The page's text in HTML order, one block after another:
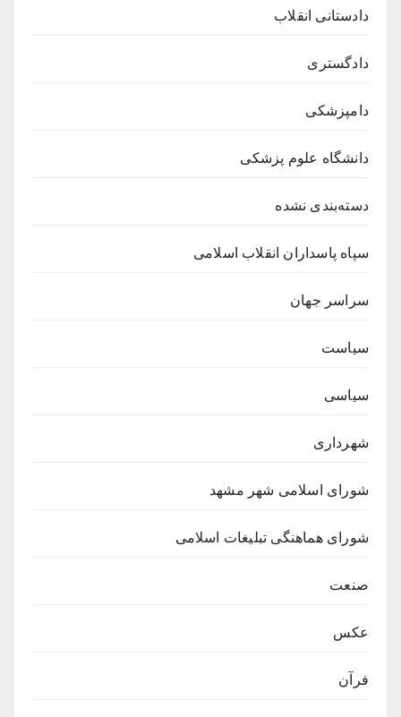
دادستانی انقلاب
دادگستری
دامپزشکی
دانشگاه علوم پزشکی
دسته‌بندی نشده
سپاه پاسداران انقلاب اسلامی
سراسر جهان
سیاست
سیاسی
شهرداری
شورای اسلامی شهر مشهد
شورای هماهنگی تبلیغات اسلامی
صنعت
عکس
فرآن